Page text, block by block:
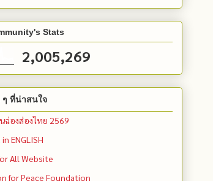
Stats
2,005,269
ๆ ที่น่าสนใจ
ฉ่องส่องไทย 2569
ENGLISH
All Website
for Peace Foundation